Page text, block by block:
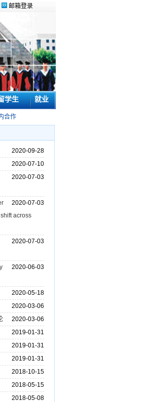
邮箱登录
学生 就业
合作
2020-09-28
2020-07-10
2020-07-03
2020-07-03
across
2020-07-03
2020-06-03
2020-05-18
2020-03-06
2020-03-06
2019-01-31
2019-01-31
2019-01-31
2018-10-15
2018-05-15
2018-05-08